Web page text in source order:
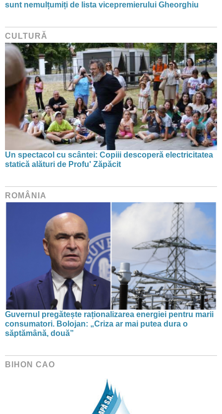
sunt nemulțumiți de lista vicepremierului Gheorghiu
CULTURĂ
Un spectacol cu scântei: Copiii descoperă electricitatea
statică alături de Profu' Zăpăcit
ROMÂNIA
Guvernul pregătește raționalizarea energiei pentru marii
consumatori. Bolojan: „Criza ar mai putea dura o
săptămână, două”
BIHON CAO